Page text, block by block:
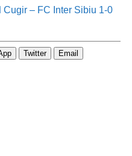
Cugir – FC Inter Sibiu 1-0
Twitter Email